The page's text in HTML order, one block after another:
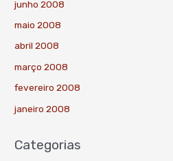
junho 2008
maio 2008
abril 2008
março 2008
fevereiro 2008
janeiro 2008
Categorias